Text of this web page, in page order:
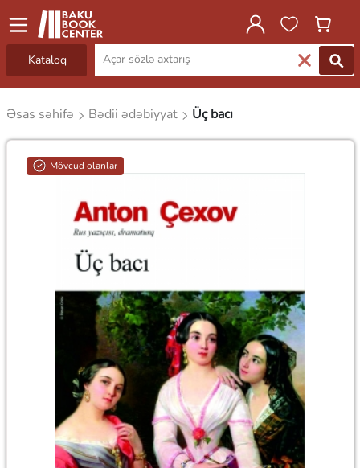
Kataloq
Əsas səhifə Bədii ədəbiyyat Üç bacı
Mövcud olanlar